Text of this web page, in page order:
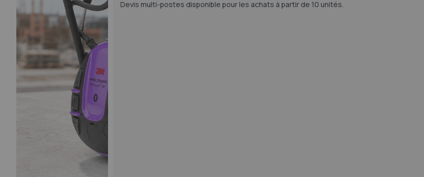
Devis multi-postes disponible pour les achats à partir de 10 unités.